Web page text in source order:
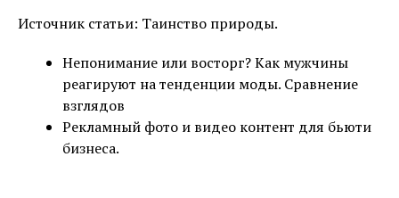
Источник статьи: Таинство природы.
Непонимание или восторг? Как мужчины
реагируют на тенденции моды. Сравнение
взглядов
Рекламный фото и видео контент для бьюти
бизнеса.